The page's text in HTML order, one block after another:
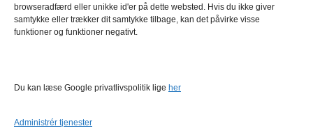
browseradfærd eller unikke id'er på dette websted. Hvis du ikke giver
samtykke eller trækker dit samtykke tilbage, kan det påvirke visse
funktioner og funktioner negativt.
Du kan læse Google privatlivspolitik lige her
Administrér tjenester
Om Bagetid.dk
Se Fødevarestyrelsens smiley-rapporter